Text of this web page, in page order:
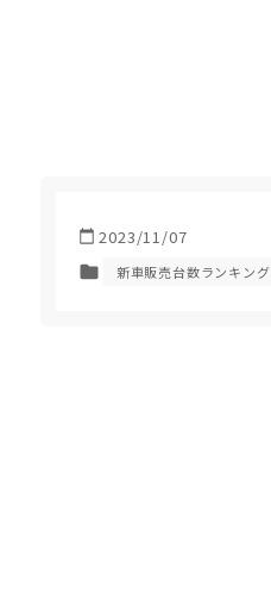
2023/11/07
新車販売台数ランキング